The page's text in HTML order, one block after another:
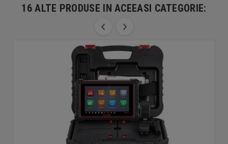
16 ALTE PRODUSE IN ACEEASI CATEGORIE: